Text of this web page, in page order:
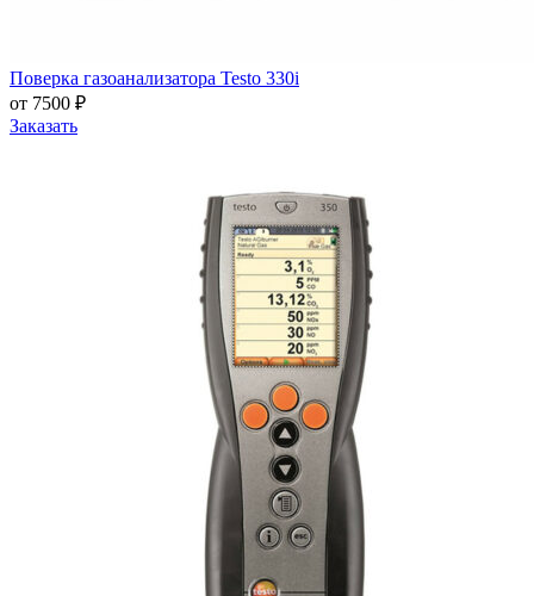
Поверка газоанализатора Testo 330i
от 7500 ₽
Заказать